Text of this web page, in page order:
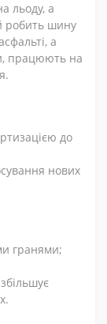
льоду, а
робить шину
а
працюють на
до
нових
гранями;